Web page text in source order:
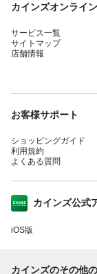
カインズオンライ
サービス一覧
サイトマップ
店舗情報
お客様サポート
ショッピングガイド
利用規約
よくある質問
カインズ公式
iOS版
カインズのその他